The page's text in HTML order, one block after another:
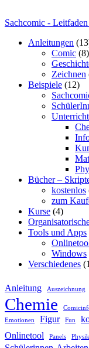
Sachcomic -
Anleitungen
Comic (8)
Zeichnen
Beispiele (12)
Bücher –
kostenlos
zum
Kurse (4)
Tools und Apps
Windows
Verschiedenes
Anleitung Auszeichnung
Chemie
Emotionen Figur Fun
Onlinetool Panels Physik